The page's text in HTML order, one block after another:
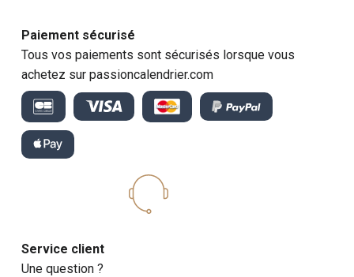
Paiement sécurisé
Tous vos paiements sont sécurisés lorsque vous
achetez sur passioncalendrier.com
Service client
Une question ?